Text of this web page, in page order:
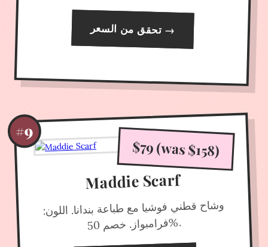
تحقق من السعر →
#9
$79 (was $158)
Maddie Scarf
وشاح قطني فوشيا مع طباعة بندانا. اللون:
فرامبواز. خصم 50 %.